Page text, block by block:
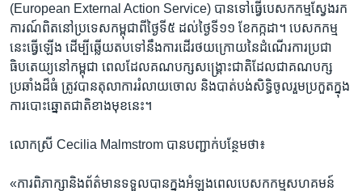
​(European External Action Service)​ ​បាន​ទៅ​ធ្វើ​បេសក​កម្ម​ស្វែង​រក​
ការណ៍​ពិត​នៅ​ប្រទេស​កម្ពុជា​ពី​ថ្ងៃទី​៥ ​ដល់​ថ្ងៃទី​១១​ ខែ​កក្កដា។​ ​បេសក​កម្ម​
នេះ​ធ្វើ​ឡើង​ ដើម្បី​ឆ្លើយ​តប​ទៅ​នឹង​ការ​ដើរ​ថយ​ក្រោយ​នៃ​ដំណើរ​ការ​ប្រជា​
ធិបតេយ្យ​នៅ​កម្ពុជា ​ពេល​ដែល​គណបក្ស​សង្គ្រោះ​ជាតិ​ដែល​ជា​គណបក្ស​
ប្រឆាំង​ដ៏ធំ ​ត្រូវ​បាន​តុលាការ​រំលាយ​ចោល​ និង​បាត់​បង់​សិទ្ធិ​ចូលរួម​ប្រកួត​ក្នុង​
ការ​បោះឆ្នោត​ជាតិ​ខាង​មុខ​នេះ។​
លោកស្រី Cecilia Malmstrom បាន​បញ្ជាក់​បន្ថែម​ថា៖
«ការពិភាក្សា​និង​ព័ត៌មាន​ទទួលបាន​ក្នុង​អំឡុង​ពេល​បេសកកម្ម​សហគមន៍​